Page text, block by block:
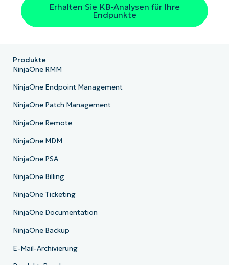
Erhalten Sie KB-Analysen für Ihre
Endpunkte
Produkte
NinjaOne RMM
NinjaOne Endpoint Management
NinjaOne Patch Management
NinjaOne Remote
NinjaOne MDM
NinjaOne PSA
NinjaOne Billing
NinjaOne Ticketing
NinjaOne Documentation
NinjaOne Backup
E-Mail-Archivierung